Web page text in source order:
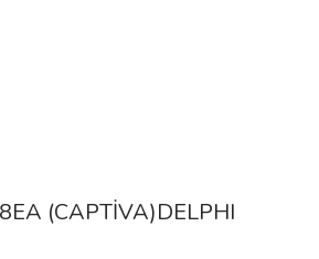
(CAPTİVA)DELPHI